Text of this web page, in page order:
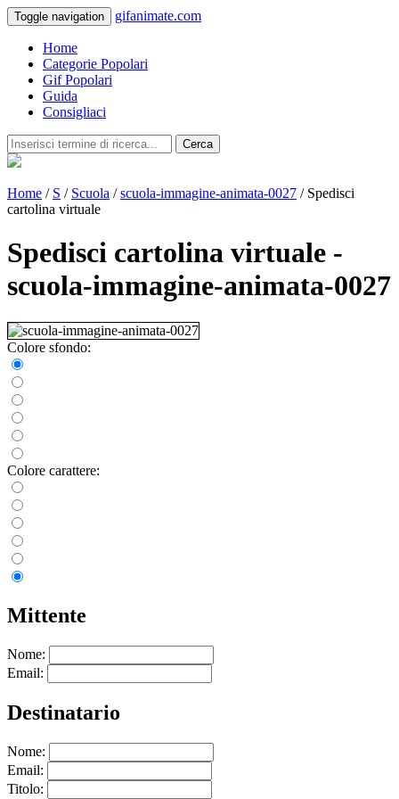
Toggle navigation gifanimate.com
Home
Categorie Popolari
Gif Popolari
Guida
Consigliaci
Cerca
Home / S / Scuola /scuola-immagine-animata-0027 / Spedisci
cartolina virtuale
Spedisci cartolina virtuale -
scuola-immagine-animata-0027
Colore sfondo:
Colore carattere:
Mittente
Nome:
Email:
Destinatario
Nome:
Email:
Titolo: